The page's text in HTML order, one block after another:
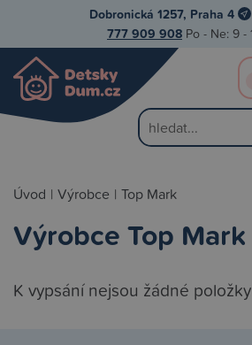
Dobronická 1257, Praha 4
777 909 908 Po - Ne: 9 -
Úvod | Výrobce | Top Mark
Výrobce Top Mark
K vypsání nejsou žádné